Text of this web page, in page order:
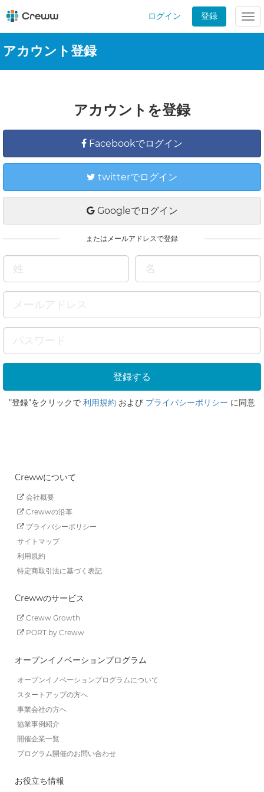
ログイン 登録
アカウント登録
アカウントを登録
Facebookでログイン
twitterでログイン
Googleでログイン
またはメールアドレスで登録
"登録"をクリックで 利用規約 および プライバシーポリシー に同意
Crewwについて
会社概要
Crewwの沿革
プライバシーポリシー
サイトマップ
利用規約
特定商取引法に基づく表記
Crewwのサービス
Creww Growth
PORT by Creww
オープンイノベーションプログラム
オープンイノベーションプログラムについて
スタートアップの方へ
事業会社の方へ
協業事例紹介
開催企業一覧
プログラム開催のお問い合わせ
お役立ち情報